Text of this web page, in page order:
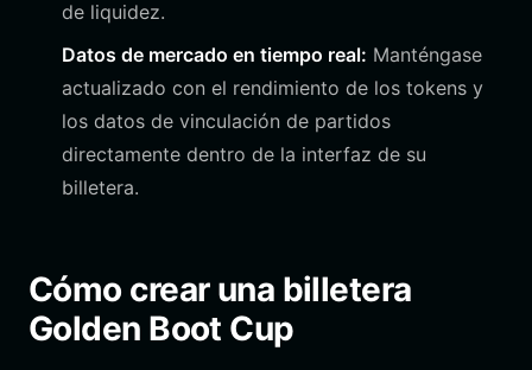
de liquidez.
Datos de mercado en tiempo real: Manténgase
actualizado con el rendimiento de los tokens y
los datos de vinculación de partidos
directamente dentro de la interfaz de su
billetera.
Cómo crear una billetera
Golden Boot Cup